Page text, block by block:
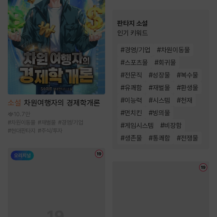
소설 차원여행자의 경제학개론
10.7만
#차원이동물 # 재벌물 #경영/기업
#현대판타지 #주식/투자
판타지 소설
인기 키워드
#경영/기업 #차원이동물
#스포츠물 #회귀물
#전문직 #성장물 #복수물
#유쾌함 #재벌물 #환생물
#이능력 #시스템 #천재
#먼치킨 #빙의물
#게임시스템 #비장함
#생존물 #통쾌함 #전쟁물